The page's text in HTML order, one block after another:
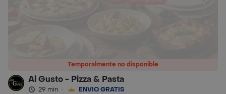
Temporalmente no disponible
Al Gusto - Pizza & Pasta
29 min · ENVÍO GRATIS